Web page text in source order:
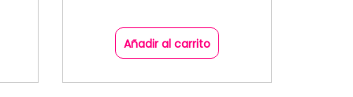
Añadir al carrito